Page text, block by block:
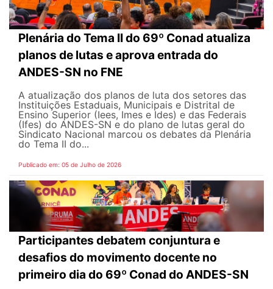
Plenária do Tema II do 69º Conad atualiza
planos de lutas e aprova entrada do
ANDES-SN no FNE
A atualização dos planos de luta dos setores das
Instituições Estaduais, Municipais e Distrital de
Ensino Superior (Iees, Imes e Ides) e das Federais
(Ifes) do ANDES-SN e do plano de lutas geral do
Sindicato Nacional marcou os debates da Plenária
do Tema II do...
Publicado em: 05 de Julho de 2026
Participantes debatem conjuntura e
desafios do movimento docente no
primeiro dia do 69º Conad do ANDES-SN